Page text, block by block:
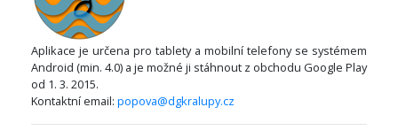
Aplikace je určena pro tablety a mobilní telefony se systémem
Android (min. 4.0) a je možné ji stáhnout z obchodu Google Play
od 1. 3. 2015.
Kontaktní email: popova@dgkralupy.cz